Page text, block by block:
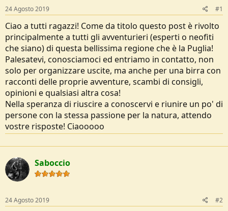
D
i
s
c
u
s
s
i
o
n
e
z
i
24 Agosto 2019 #1
Ciao a tutti ragazzi! Come da titolo questo post è rivolto
principalmente a tutti gli avventurieri (esperti o neofiti
che siano) di questa bellissima regione che è la Puglia!
Palesatevi, conosciamoci ed entriamo in contatto, non
solo per organizzare uscite, ma anche per una birra con
racconti delle proprie avventure, scambi di consigli,
opinioni e qualsiasi altra cosa!
Nella speranza di riuscire a conoscervi e riunire un po' di
persone con la stessa passione per la natura, attendo
vostre risposte! Ciaooooo
Saboccio
24 Agosto 2019 #2